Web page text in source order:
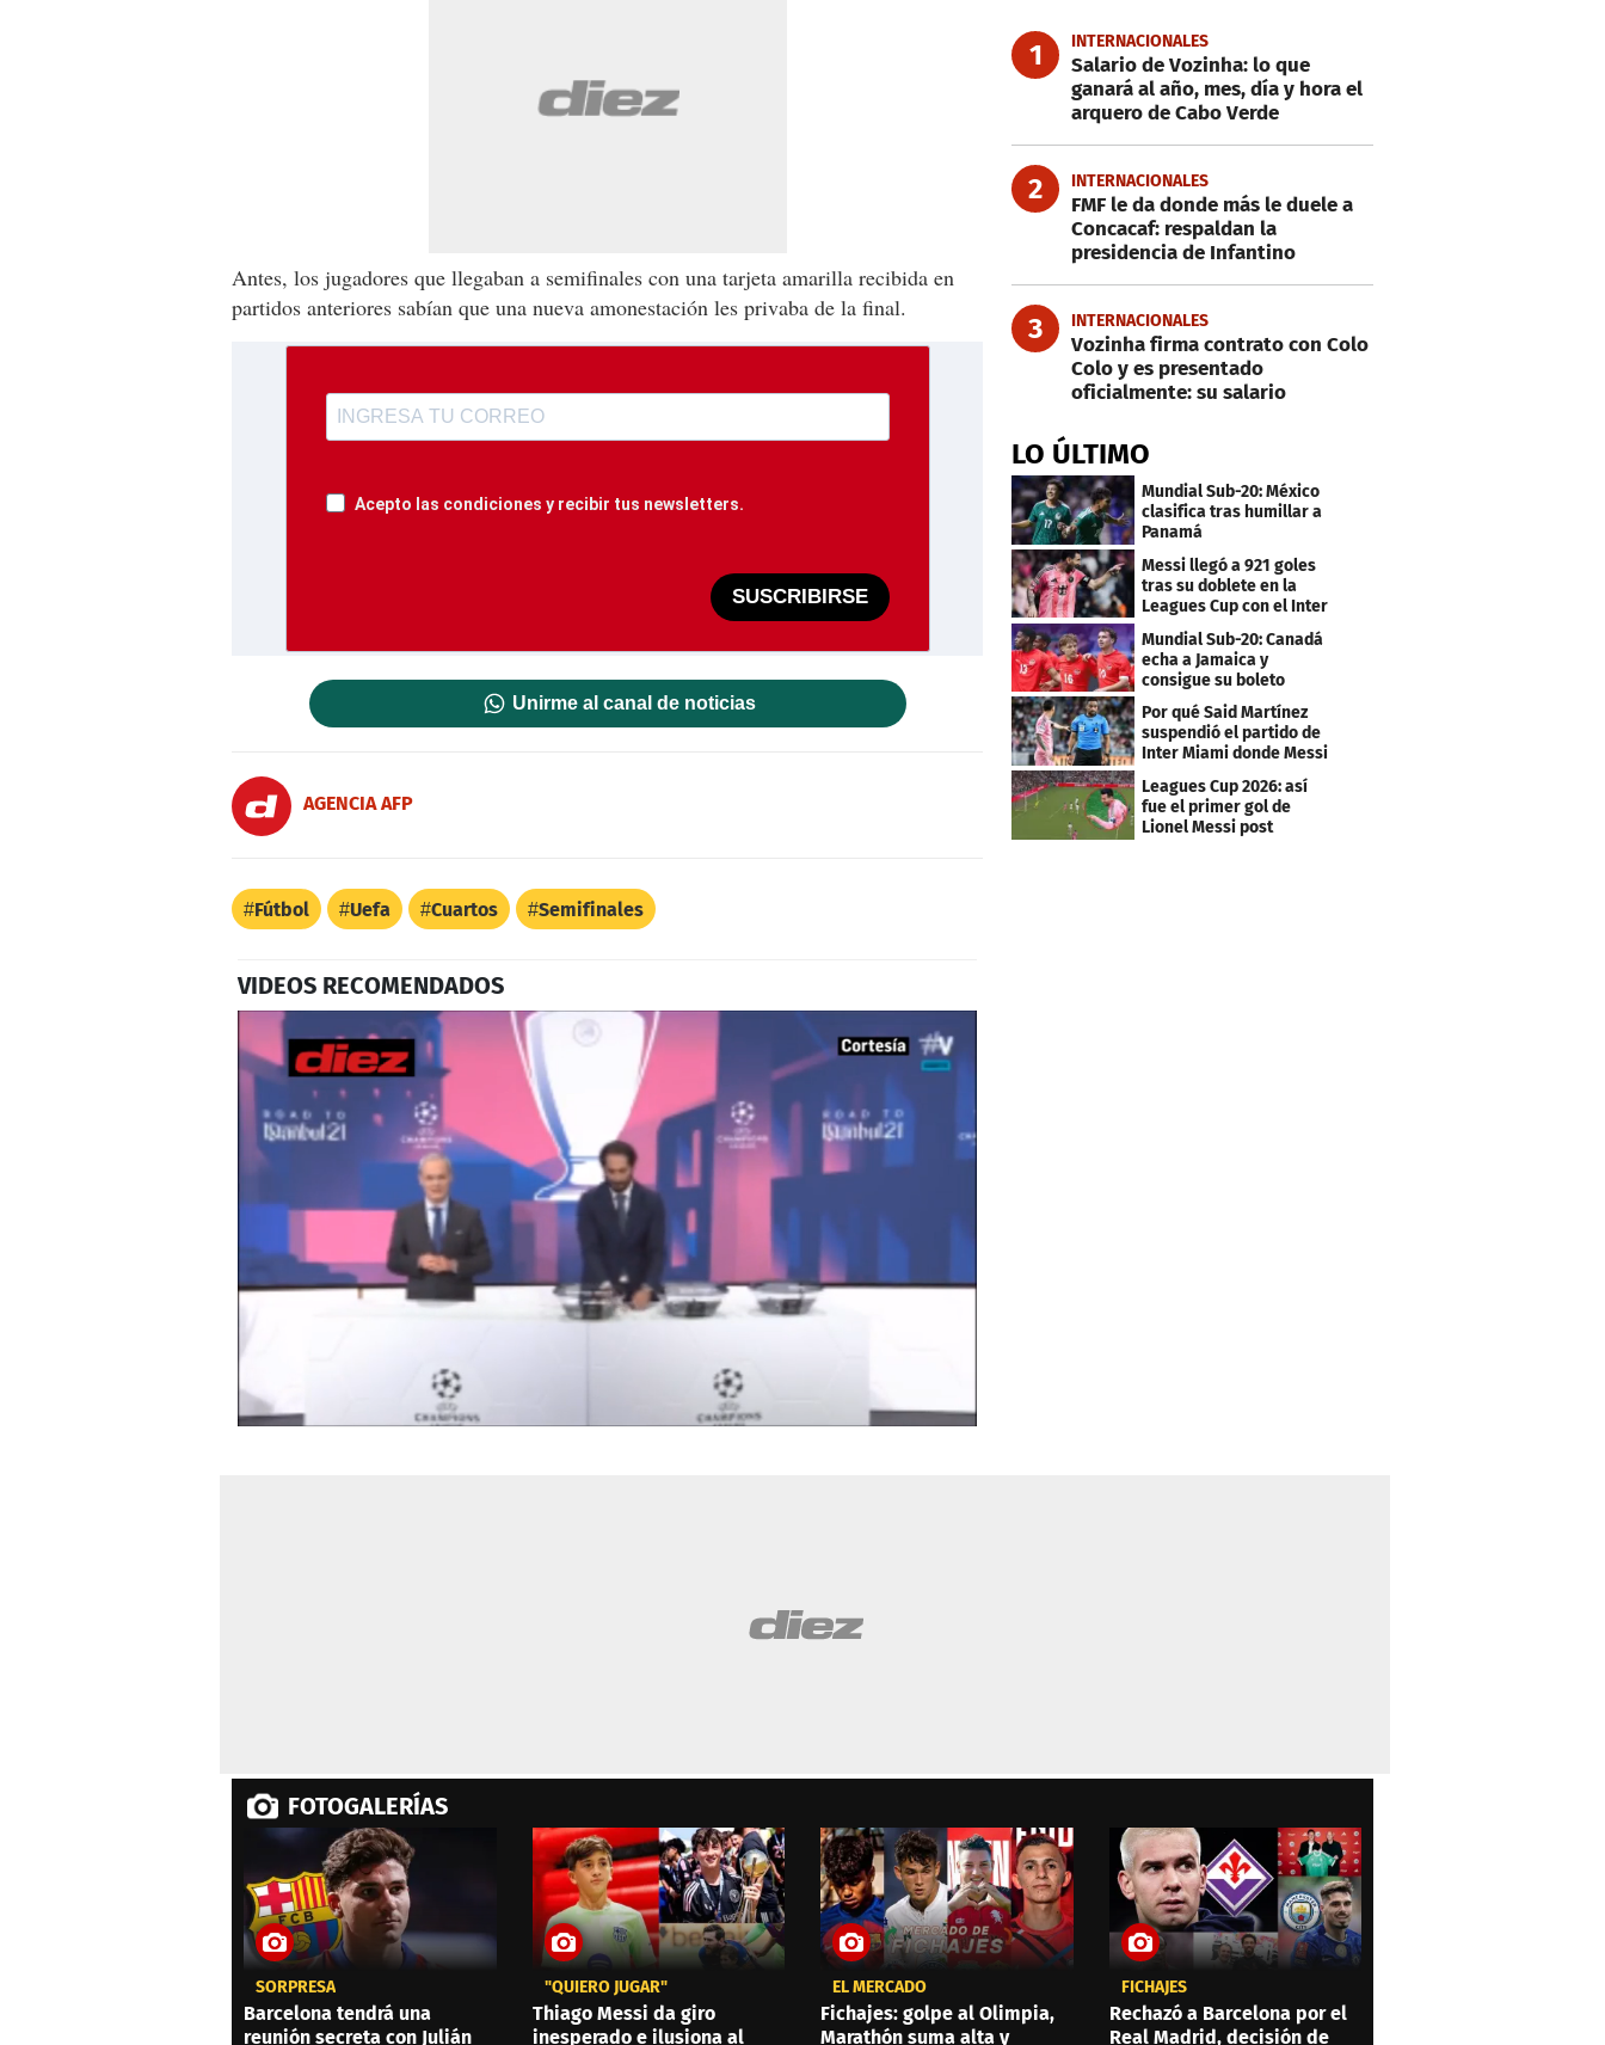
Antes, los jugadores que llegaban a semifinales con una tarjeta amarilla recibida en
partidos anteriores sabían que una nueva amonestación les privaba de la final.
Acepto las condiciones y recibir tus newsletters.
SUSCRIBIRSE
Unirme al canal de noticias
AGENCIA AFP
Fútbol Uefa Cuartos Semifinales
VIDEOS RECOMENDADOS
1 INTERNACIONALES
Salario de Vozinha: lo que
ganará al año, mes, día y hora el
arquero de Cabo Verde
2 INTERNACIONALES
FMF le da donde más le duele a
Concacaf: respaldan la
presidencia de Infantino
3 INTERNACIONALES
Vozinha firma contrato con Colo
Colo y es presentado
oficialmente: su salario
LO ÚLTIMO
Mundial Sub-20: México
clasifica tras humillar a
Panamá
Messi llegó a 921 goles
tras su doblete en la
Leagues Cup con el Inter
Miami
Mundial Sub-20: Canadá
echa a Jamaica y
consigue su boleto
Por qué Said Martínez
suspendió el partido de
Inter Miami donde Messi
Leagues Cup 2026: así
fue el primer gol de
Lionel Messi post
FOTOGALERÍAS
SORPRESA
Barcelona tendrá una
reunión secreta con Julián
"QUIERO JUGAR"
Thiago Messi da giro
inesperado e ilusiona al
EL MERCADO
Fichajes: golpe al Olimpia,
Marathón suma alta y
FICHAJES
Rechazó a Barcelona por el
Real Madrid, decisión de